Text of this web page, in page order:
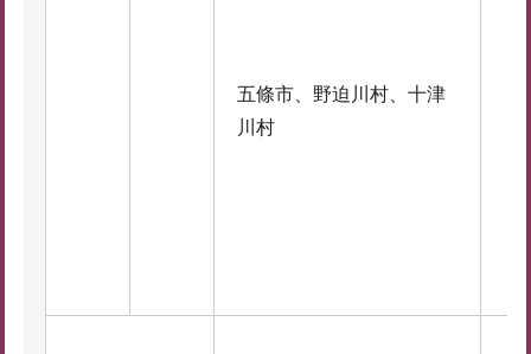
五條市、野迫川村、十津
川村